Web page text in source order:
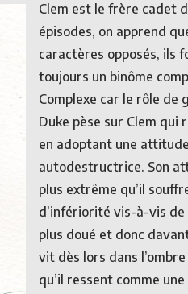
Clem est le frère cadet
épisodes, on apprend
caractères opposés, ils
toujours un binôme
Complexe car le rôle de
Duke pèse sur Clem qui
en adoptant une
autodestructrice. Son
plus extrême qu’il
d’infériorité vis-à-vis
plus doué et donc
vit dès lors dans
qu’il ressent comme